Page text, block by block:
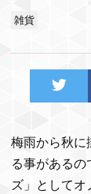
雑貨
梅雨から秋に
る事がある
ズ」として